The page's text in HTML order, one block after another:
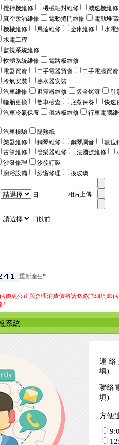
攪拌機維修 機械軸封維修 減速機維修
真空汞浦維修
電動捲門維修 電動堆
機械維修 馬達維修 金庫維修 水電
水電工程
監視系統維修
軟體系統維修
電路板維修
電器買賣 二手電器買賣 二手電腦買賣
冷氣安裝 熱水器安裝
汽車維修 避震器維修 鈑金烤漆 引
輪胎更換
煞車檢查 底盤保養 快速
汽車冷氣保養
儀錶板維修 行車電腦
汽車檢驗
隔熱紙
樂器維修 鋼琴維修 鋼琴調音 數位
古箏維修
管樂器維修 法國號維修
沙發修理
沙發訂製
廚浴設備 紗窗修理 換玻璃
日 相片上傳
日以前
重新產生*
價更公正與合理消費價格請務必詳細填寫
!
系統
連 絡
填)
聯絡
填)
方便